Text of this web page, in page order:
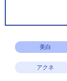
美白
アクネ